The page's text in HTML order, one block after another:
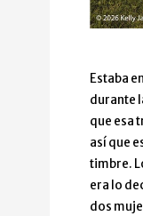
Estaba
durante
que esa
así que
timbre.
era lo
dos